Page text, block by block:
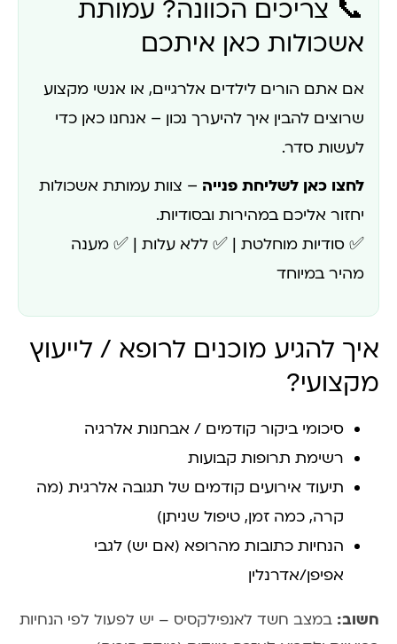
📞 צריכים הכוונה? עמותת
אשכולות כאן איתכם
אם אתם הורים לילדים אלרגיים, או אנשי מקצוע
שרוצים להבין איך להיערך נכון – אנחנו כאן כדי
לעשות סדר.
לחצו כאן לשליחת פנייה – צוות עמותת אשכולות
יחזור אליכם במהירות ובסודיות.
✅ סודיות מוחלטת | ✅ ללא עלות | ✅ מענה
מהיר במיוחד
איך להגיע מוכנים לרופא / לייעוץ
מקצועי?
סיכומי ביקור קודמים / אבחנות אלרגיה
רשימת תרופות קבועות
תיעוד אירועים קודמים של תגובה אלרגית (מה
קרה, כמה זמן, טיפול שניתן)
הנחיות כתובות מהרופא (אם יש) לגבי
אפיפן/אדרנלין
חשוב: במצב חשד לאנפילקסיס – יש לפעול לפי הנחיות